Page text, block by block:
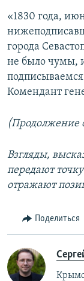
«1830 года,
города
не было чумы,
Комендант
(Продолжение
Взгляды,
передают
отражают
Поделиться